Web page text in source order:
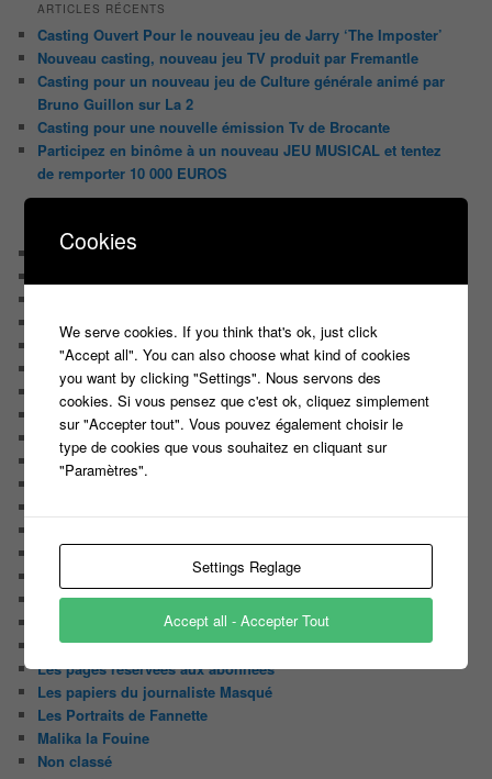
ARTICLES RÉCENTS
Casting Ouvert Pour le nouveau jeu de Jarry ‘The Imposter’
Nouveau casting, nouveau jeu TV produit par Fremantle
Casting pour un nouveau jeu de Culture générale animé par
Bruno Guillon sur La 2
Casting pour une nouvelle émission Tv de Brocante
Participez en binôme à un nouveau JEU MUSICAL et tentez
de remporter 10 000 EUROS
Audiences
Enquête
Huggy les bons tuyaux
L'analyse de Javier
La chroniquette du Matin
Le Candidat Masqué
Le Casteur Masqué !
Le courrier des lecteurs
Les derniers Jeux
Les indiscrétions de la petite souris
Les infos du net
LES INTRIGUES DE MILADY
Les pages du blog
Les pages réservées aux abonnées
Les papiers du journaliste Masqué
Les Portraits de Fannette
Malika la Fouine
Non classé
Cookies
We serve cookies. If you think that's ok, just click
"Accept all". You can also choose what kind of cookies
you want by clicking "Settings". Nous servons des
cookies. Si vous pensez que c'est ok, cliquez simplement
sur "Accepter tout". Vous pouvez également choisir le
type de cookies que vous souhaitez en cliquant sur
"Paramètres".
Settings Reglage
Accept all - Accepter Tout